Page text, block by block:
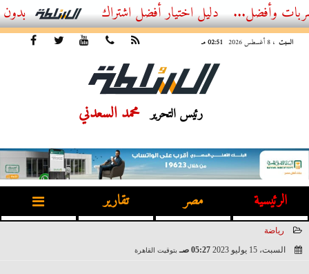
أفضل اشتراك IPTV بدون تقطيع 2026 – دليل المشاهد العصري
السبت ، 8 أغسطس 2026 02:51 مـ
رئيس التحرير محمد السعدني
الرئيسية مصر تقارير
رياضة
السبت، 15 يوليو 2023
05:27 صـ بتوقيت القاهرة